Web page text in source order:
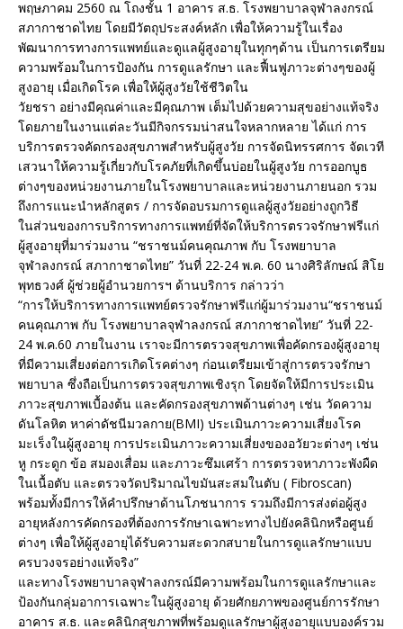
พฤษภาคม 2560 ณ โถงชั้น 1 อาคาร ส.ธ. โรงพยาบาลจุฬาลงกรณ์
สภากาชาดไทย โดยมีวัตถุประสงค์หลัก เพื่อให้ความรู้ในเรื่อง
พัฒนาการทางการแพทย์และดูแลผู้สูงอายุในทุกๆด้าน เป็นการเตรียม
ความพร้อมในการป้องกัน การดูแลรักษา และฟื้นฟูภาวะต่างๆของผู้
สูงอายุ เมื่อเกิดโรค เพื่อให้ผู้สูงวัยใช้ชีวิตใน
วัยชรา อย่างมีคุณค่าและมีคุณภาพ เต็มไปด้วยความสุขอย่างแท้จริง
โดยภายในงานแต่ละวันมีกิจกรรมน่าสนใจหลากหลาย ได้แก่ การ
บริการตรวจคัดกรองสุขภาพสำหรับผู้สูงวัย การจัดนิทรรศการ จัดเวที
เสวนาให้ความรู้เกี่ยวกับโรคภัยที่เกิดขึ้นบ่อยในผู้สูงวัย การออกบูธ
ต่างๆของหน่วยงานภายในโรงพยาบาลและหน่วยงานภายนอก รวม
ถึงการแนะนำหลักสูตร / การจัดอบรมการดูแลผู้สูงวัยอย่างถูกวิธี
ในส่วนของการบริการทางการแพทย์ที่จัดให้บริการตรวจรักษาฟรีแก่
ผู้สูงอายุที่มาร่วมงาน “ชราชนม์คนคุณภาพ กับ โรงพยาบาล
จุฬาลงกรณ์ สภากาชาดไทย” วันที่ 22-24 พ.ค. 60 นางศิริลักษณ์ สิโย
พุทธวงศ์ ผู้ช่วยผู้อำนวยการฯ ด้านบริการ กล่าวว่า
“การให้บริการทางการแพทย์ตรวจรักษาฟรีแก่ผู้มาร่วมงาน“ชราชนม์
คนคุณภาพ กับ โรงพยาบาลจุฬาลงกรณ์ สภากาชาดไทย” วันที่ 22-
24 พ.ค.60 ภายในงาน เราจะมีการตรวจสุขภาพเพื่อคัดกรองผู้สูงอายุ
ที่มีความเสี่ยงต่อการเกิดโรคต่างๆ ก่อนเตรียมเข้าสู่การตรวจรักษา
พยาบาล ซึ่งถือเป็นการตรวจสุขภาพเชิงรุก โดยจัดให้มีการประเมิน
ภาวะสุขภาพเบื้องต้น และคัดกรองสุขภาพด้านต่างๆ เช่น วัดความ
ดันโลหิต หาค่าดัชนีมวลกาย(BMI) ประเมินภาวะความเสี่ยงโรค
มะเร็งในผู้สูงอายุ การประเมินภาวะความเสี่ยงของอวัยวะต่างๆ เช่น
หู กระดูก ข้อ สมองเสื่อม และภาวะซึมเศร้า การตรวจหาภาวะพังผืด
ในเนื้อตับ และตรวจวัดปริมาณไขมันสะสมในตับ ( Fibroscan)
พร้อมทั้งมีการให้คำปรึกษาด้านโภชนาการ รวมถึงมีการส่งต่อผู้สูง
อายุหลังการคัดกรองที่ต้องการรักษาเฉพาะทางไปยังคลินิกหรือศูนย์
ต่างๆ เพื่อให้ผู้สูงอายุได้รับความสะดวกสบายในการดูแลรักษาแบบ
ครบวงจรอย่างแท้จริง”
และทางโรงพยาบาลจุฬาลงกรณ์มีความพร้อมในการดูแลรักษาและ
ป้องกันกลุ่มอาการเฉพาะในผู้สูงอายุ ด้วยศักยภาพของศูนย์การรักษา
อาคาร ส.ธ. และคลินิกสุขภาพที่พร้อมดูแลรักษาผู้สูงอายุแบบองค์รวม